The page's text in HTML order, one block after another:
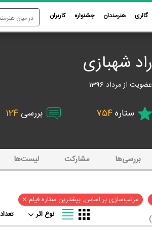
گالری هنرمندان جشنواره کاربران
راد شهبازی
عضویت از مرداد 1396
ستاره 754 بررسی 124
بررسی‌ها مشارکت لیست‌ها
مرتب‌سازی بر اساس: بیشترین ستاره فیلم ×
نوع اثر